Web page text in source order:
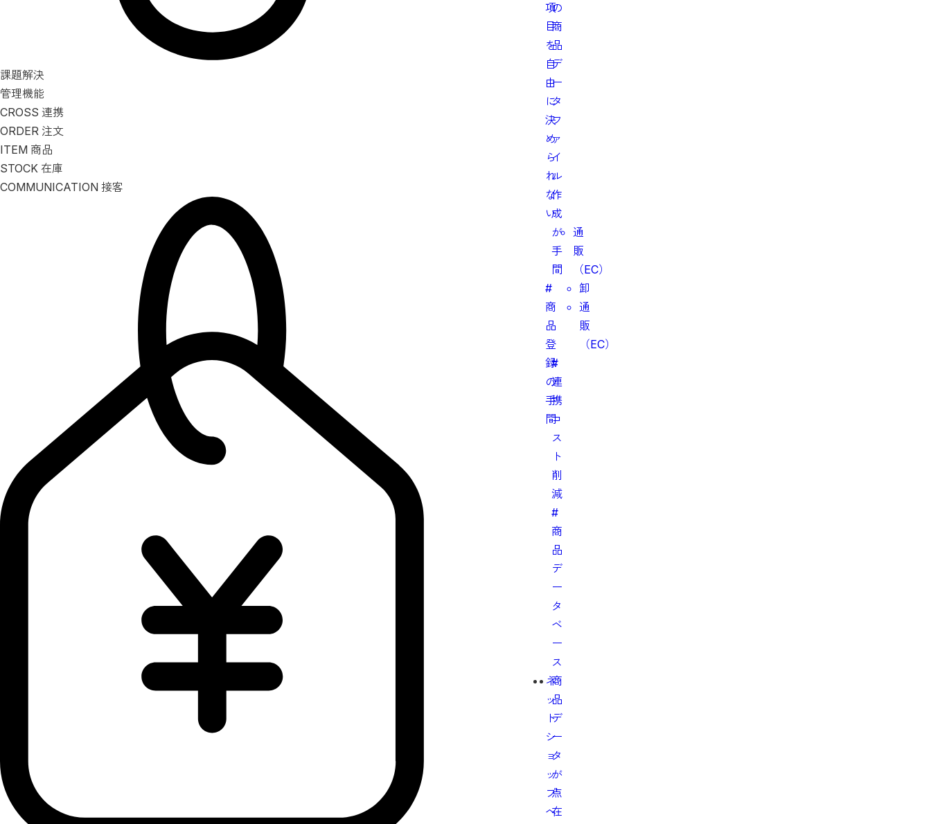
課題解決
管理機能
CROSS 連携
ORDER 注文
ITEM 商品
STOCK 在庫
COMMUNICATION 接客
項
目
を
自
由
に
決
め
ら
れ
な
い
通
販
（EC）
#
商
品
登
録
の
手
間
の
商
品
デ
ー
タ
フ
ァ
イ
ル
作
成
が
手
間
卸
通
販
（EC）
#
連
携
コ
ス
ト
削
減
#
商
品
デ
ー
タ
ベ
ー
ス
ネ
ッ
ト
シ
ョ
ッ
プ
へ
商
品
デ
ー
タ
が
点
在